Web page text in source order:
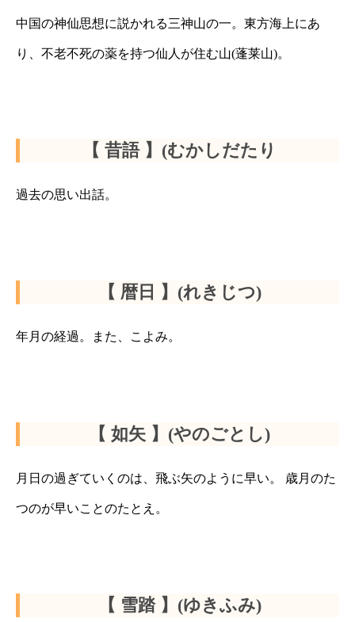
中国の神仙思想に説かれる三神山の一。東方海上にあ
り、不老不死の薬を持つ仙人が住む山(蓬莱山)。
【 昔語 】(むかしだたり
過去の思い出話。
【 暦日 】(れきじつ)
年月の経過。また、こよみ。
【 如矢 】(やのごとし)
月日の過ぎていくのは、飛ぶ矢のように早い。 歳月のた
つのが早いことのたとえ。
【 雪踏 】(ゆきふみ)